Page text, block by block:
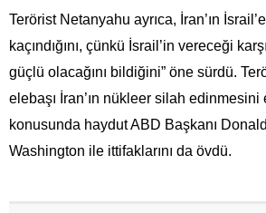
Terörist Netanyahu ayrıca, İran’ın
kaçındığını, çünkü İsrail’in vereceği
güçlü olacağını bildiğini” öne sürdü.
elebaşı İran’ın nükleer silah
konusunda haydut ABD Başkanı
Washington ile ittifaklarını da övdü.